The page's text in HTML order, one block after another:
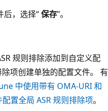
后，选择“保存”。
规则排除添加到自定义配
项创建单独的配置文件。 有
中使用带有 OMA-URI 和
置全局 ASR 规则排除项。